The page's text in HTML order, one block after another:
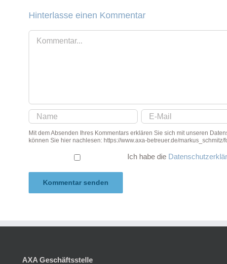
Hinterlasse einen Kommentar
Kommentar
Mit dem Absenden Ihres Kommentars erklären Sie sich mit unseren
können Sie hier nachlesen: https://www.axa-betreuer.de/markus_schmitz/
Ich habe die
AXA Geschäftsstelle